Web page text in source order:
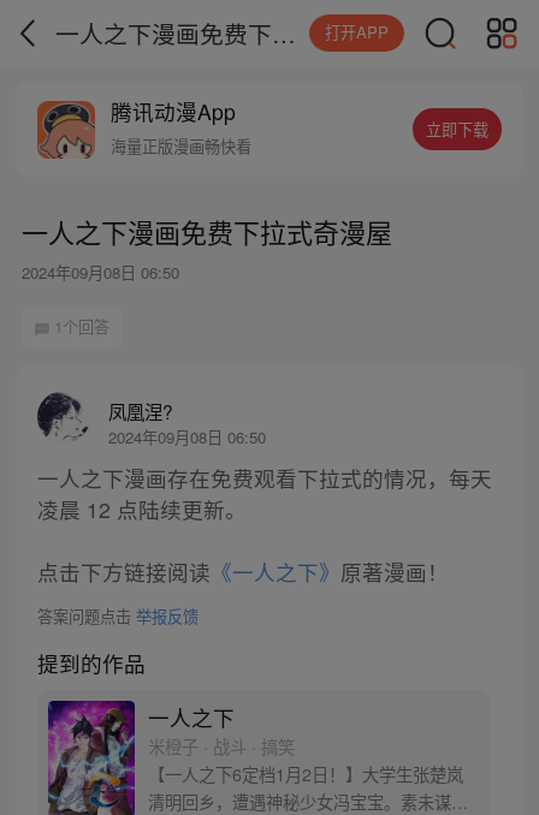
一人之下漫画免费下拉式奇漫屋 打开APP
腾讯动漫App
海量正版漫画畅快看
立即下载
一人之下漫画免费下拉式奇漫屋
2024年09月08日 06:50
1个回答
凤凰涅?
2024年09月08日 06:50
一人之下漫画存在免费观看下拉式的情况，每天
凌晨 12 点陆续更新。
点击下方链接阅读 《一人之下》 原著漫画！
答案问题点击 举报反馈
提到的作品
一人之下
米橙子 · 战斗 · 搞笑
【一人之下6定档1月2日！】大学生张楚岚
清明回乡，遭遇神秘少女冯宝宝。素未谋面